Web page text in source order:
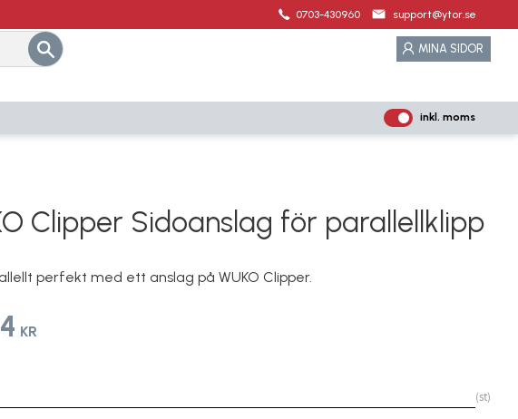
0703-430960 support@ytor.se
MINA SIDOR
P
r
vi
inkl. moms
Clipper Sidoanslag för parallellklipp
perfekt med ett anslag på WUKO Clipper.
KR
st